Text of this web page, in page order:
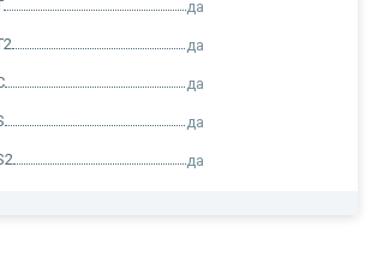
да
да
да
да
да